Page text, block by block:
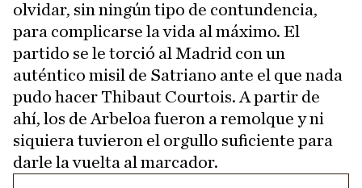
olvidar, sin ningún tipo de contundencia,
para complicarse la vida al máximo. El
partido se le torció al Madrid con un
auténtico misil de Satriano ante el que nada
pudo hacer Thibaut Courtois. A partir de
ahí, los de Arbeloa fueron a remolque y ni
siquiera tuvieron el orgullo suficiente para
darle la vuelta al marcador.